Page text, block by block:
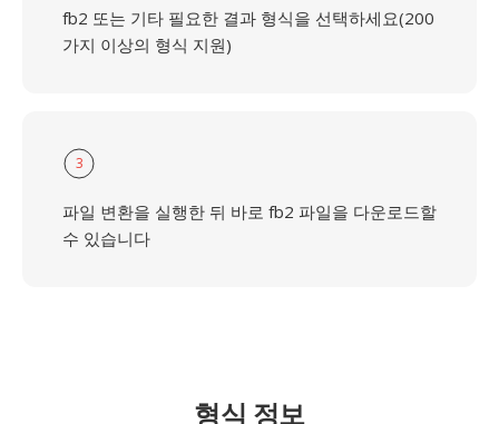
fb2 또는 기타 필요한 결과 형식을 선택하세요(200
가지 이상의 형식 지원)
3
파일 변환을 실행한 뒤 바로 fb2 파일을 다운로드할
수 있습니다
형식 정보